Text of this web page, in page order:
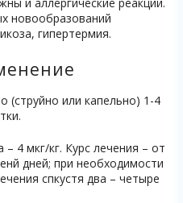
новообразований
гипертермия.
(струйно или капельно) 1-4
4 мкг/кг. Курс лечения – от
дней; при необходимости
спкустя два – четыре